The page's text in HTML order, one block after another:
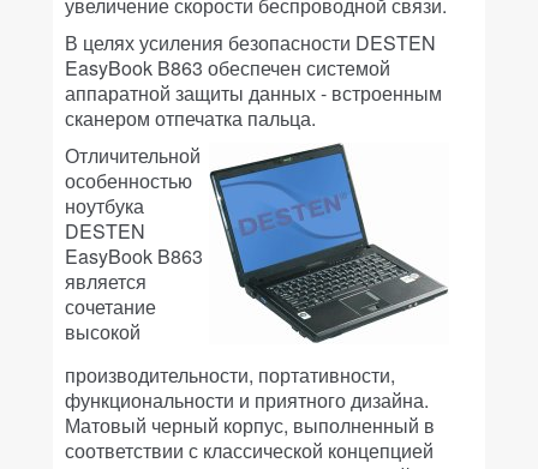
В целях усиления безопасности DESTEN
EasyBook B863 обеспечен системой
аппаратной защиты данных - встроенным
сканером отпечатка пальца.
Отличительной
особенностью
ноутбука
DESTEN
EasyBook B863
является
сочетание
высокой
производительности, портативности,
функциональности и приятного дизайна.
Матовый черный корпус, выполненный в
соответствии с классической концепцией